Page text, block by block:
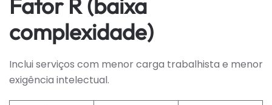
complexidade)
Inclui serviços com menor carga trabalhista e menor
exigência intelectual.